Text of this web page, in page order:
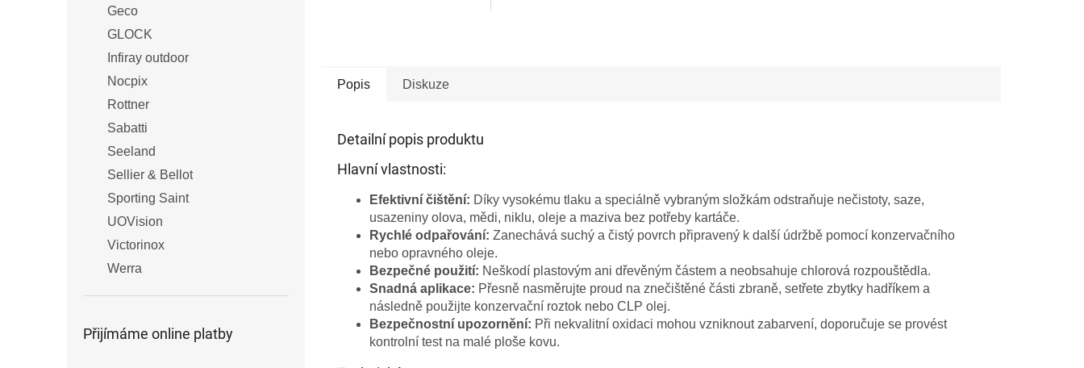
Geco
GLOCK
Infiray outdoor
Nocpix
Rottner
Sabatti
Seeland
Sellier & Bellot
Sporting Saint
UOVision
Victorinox
Werra
Přijímáme online platby
Popis Diskuze
Detailní popis produktu
Hlavní vlastnosti:
Efektivní čištění: Díky vysokému tlaku a speciálně vybraným složkám odstraňuje nečistoty, saze,
usazeniny olova, mědi, niklu, oleje a maziva bez potřeby kartáče.
Rychlé odpařování: Zanechává suchý a čistý povrch připravený k další údržbě pomocí konzervačního
nebo opravného oleje.
Bezpečné použití: Neškodí plastovým ani dřevěným částem a neobsahuje chlorová rozpouštědla.
Snadná aplikace: Přesně nasměrujte proud na znečištěné části zbraně, setřete zbytky hadříkem a
následně použijte konzervační roztok nebo CLP olej.
Bezpečnostní upozornění: Při nekvalitní oxidaci mohou vzniknout zabarvení, doporučuje se provést
kontrolní test na malé ploše kovu.